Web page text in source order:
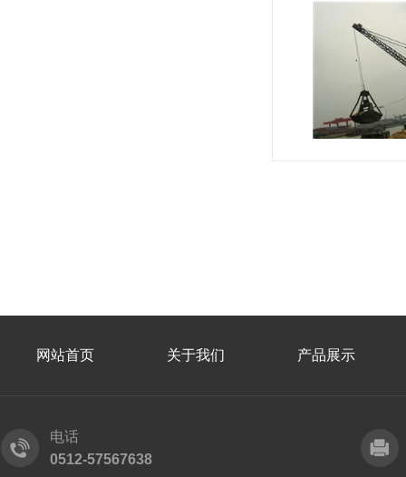
网站首页 关于我们 产品展示
电话
0512-57567638